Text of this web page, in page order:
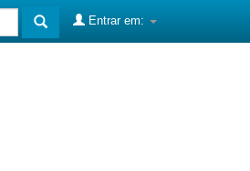
Entrar em: